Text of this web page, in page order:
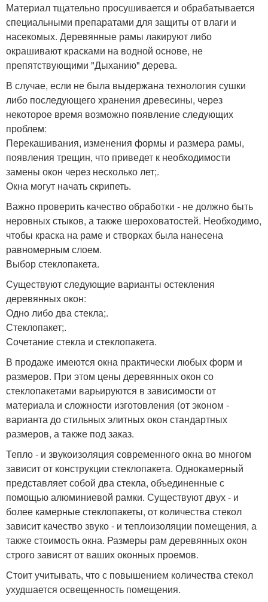
Материал тщательно просушивается и обрабатывается
специальными препаратами для защиты от влаги и
насекомых. Деревянные рамы лакируют либо
окрашивают красками на водной основе, не
препятствующими "Дыханию" дерева.
В случае, если не была выдержана технология сушки
либо последующего хранения древесины, через
некоторое время возможно появление следующих
проблем:
Перекашивания, изменения формы и размера рамы,
появления трещин, что приведет к необходимости
замены окон через несколько лет;.
Окна могут начать скрипеть.
Важно проверить качество обработки - не должно быть
неровных стыков, а также шероховатостей. Необходимо,
чтобы краска на раме и створках была нанесена
равномерным слоем.
Выбор стеклопакета.
Существуют следующие варианты остекления
деревянных окон:
Одно либо два стекла;.
Стеклопакет;.
Сочетание стекла и стеклопакета.
В продаже имеются окна практически любых форм и
размеров. При этом цены деревянных окон со
стеклопакетами варьируются в зависимости от
материала и сложности изготовления (от эконом -
варианта до стильных элитных окон стандартных
размеров, а также под заказ.
Тепло - и звукоизоляция современного окна во многом
зависит от конструкции стеклопакета. Однокамерный
представляет собой два стекла, объединенные с
помощью алюминиевой рамки. Существуют двух - и
более камерные стеклопакеты, от количества стекол
зависит качество звуко - и теплоизоляции помещения, а
также стоимость окна. Размеры рам деревянных окон
строго зависят от ваших оконных проемов.
Стоит учитывать, что с повышением количества стекол
ухудшается освещенность помещения.